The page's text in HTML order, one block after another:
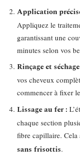
Application
Appliquez le
garantissant une
minutes selon vos
Rinçage et
vos cheveux
commencer à fixer
Lissage au fer :
chaque section
fibre capillaire. Cela
sans frisottis.